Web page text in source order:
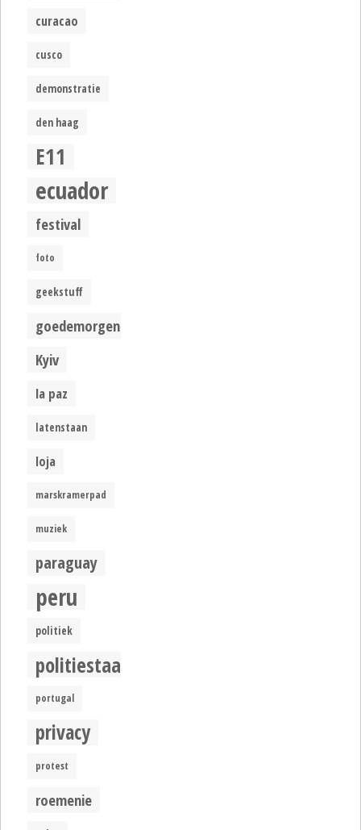
curacao
cusco
demonstratie
den haag
E11
ecuador
festival
foto
geekstuff
goedemorgen
Kyiv
la paz
latenstaan
loja
marskramerpad
muziek
paraguay
peru
politiek
politiestaat
portugal
privacy
protest
roemenie